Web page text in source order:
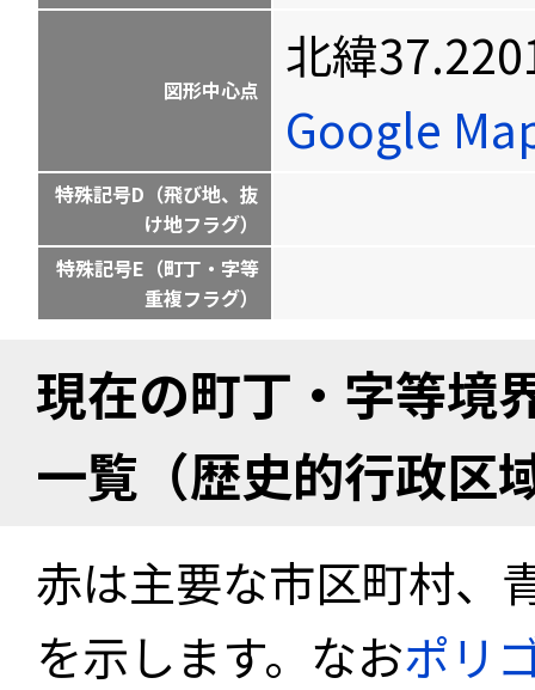
図形中心点
北緯
Google
特殊記号D（飛び地、抜
け地フラグ）
特殊記号E（町丁・字等
重複フラグ）
現在の町丁・字等境
一覧（歴史的行政区
赤は主要な市区町村、
を示します。なおポリ